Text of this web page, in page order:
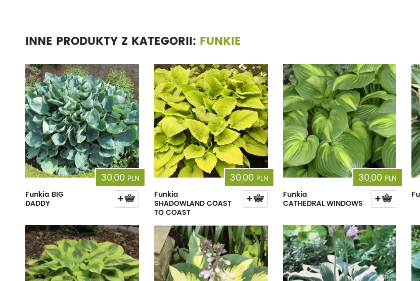
INNE PRODUKTY Z KATEGORII: FUNKIE
30,00 PLN
Funkia BIG
DADDY
30,00 PLN
Funkia
SHADOWLAND COAST
TO COAST
30,00 PLN
Funkia
CATHEDRAL WINDOWS